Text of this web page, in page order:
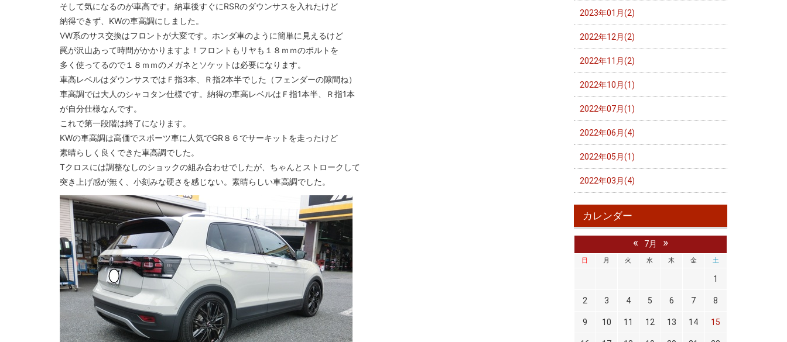
そして気になるのが車高です。納車後すぐにRSRのダウンサスを入れたけど
納得できず、KWの車高調にしました。
VW系のサス交換はフロントが大変です。ホンダ車のように簡単に見えるけど
罠が沢山あって時間がかかりますよ！フロントもリヤも１８ｍｍのボルトを
多く使ってるので１８ｍｍのメガネとソケットは必要になります。
車高レベルはダウンサスではＦ指3本、Ｒ指2本半でした（フェンダーの隙間ね）
車高調では大人のシャコタン仕様です。納得の車高レベルはＦ指1本半、Ｒ指1本
が自分仕様なんです。
これで第一段階は終了になります。
KWの車高調は高価でスポーツ車に人気でGR８６でサーキットを走ったけど
素晴らしく良くできた車高調でした。
Tクロスには調整なしのショックの組み合わせでしたが、ちゃんとストロークして
突き上げ感が無く、小刻みな硬さを感じない。素晴らしい車高調でした。
2023年01月(2)
2022年12月(2)
2022年11月(2)
2022年10月(1)
2022年07月(1)
2022年06月(4)
2022年05月(1)
2022年03月(4)
カレンダー
« 7月 »
日 月 火 水 木 金 土
1
2 3 4 5 6 7 8
9 10 11 12 13 14 15